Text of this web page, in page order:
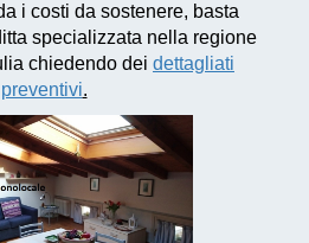
i costi da sostenere, basta
specializzata nella regione
chiedendo dei dettagliati
preventivi.